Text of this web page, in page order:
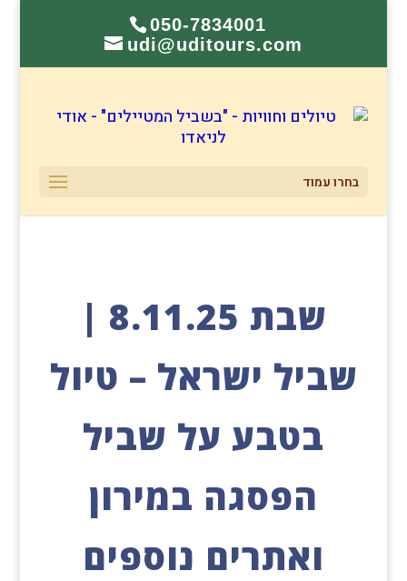
050-7834001
udi@uditours.com
בחרו עמוד
שבת 8.11.25 |
שביל ישראל – טיול
בטבע על שביל
הפסגה במירון
ואתרים נוספים